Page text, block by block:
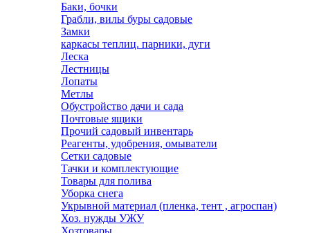
Баки, бочки
Грабли, вилы буры садовые
Замки
каркасы теплиц. парники, дуги
Леска
Лестницы
Лопаты
Метлы
Обустройство дачи и сада
Почтовые ящики
Прочий садовый инвентарь
Реагенты, удобрения, омыватели
Сетки садовые
Тачки и комплектующие
Товары для полива
Уборка снега
Укрывной материал (пленка, тент , агроспан)
Хоз. нужды УЖУ
Хозтовары